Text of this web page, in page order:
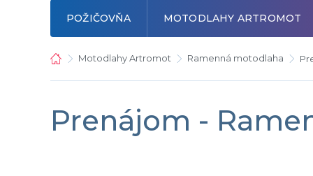
POŽIČOVŇA MOTODLAHY ARTROMOT
DomovMotodlahy Artromot Ramenná motodlaha
Prenájom -